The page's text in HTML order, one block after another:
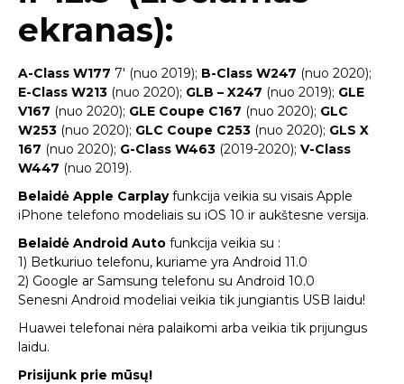
ekranas):
A-Class W177 7′ (nuo 2019); B-Class W247 (nuo 2020);
E-Class W213 (nuo 2020); GLB – X247 (nuo 2019); GLE
V167 (nuo 2020); GLE Coupe C167 (nuo 2020); GLC
W253 (nuo 2020); GLC Coupe C253 (nuo 2020); GLS X
167 (nuo 2020); G-Class W463 (2019-2020); V-Class
W447 (nuo 2019).
Belaidė Apple Carplayfunkcija veikia su visais Apple
iPhone telefono modeliais su iOS 10 ir aukštesne versija.
Belaidė Android Auto funkcija veikia su :
1) Betkuriuo telefonu, kuriame yra Android 11.0
2) Google ar Samsung telefonu su Android 10.0
Senesni Android modeliai veikia tik jungiantis USB laidu!
Huawei telefonai nėra palaikomi arba veikia tik prijungus
laidu.
Prisijunk prie mūsų!